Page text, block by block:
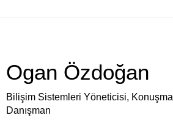
Ogan Özdoğan
Bilişim Sistemleri Yöneticisi,
Danışman